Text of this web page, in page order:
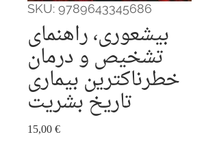
SKU: 9789643345686
بیشعوری، راهنمای
تشخیص و درمان
خطرناکترین بیماری
تاریخ بشریت
15,00 €Price